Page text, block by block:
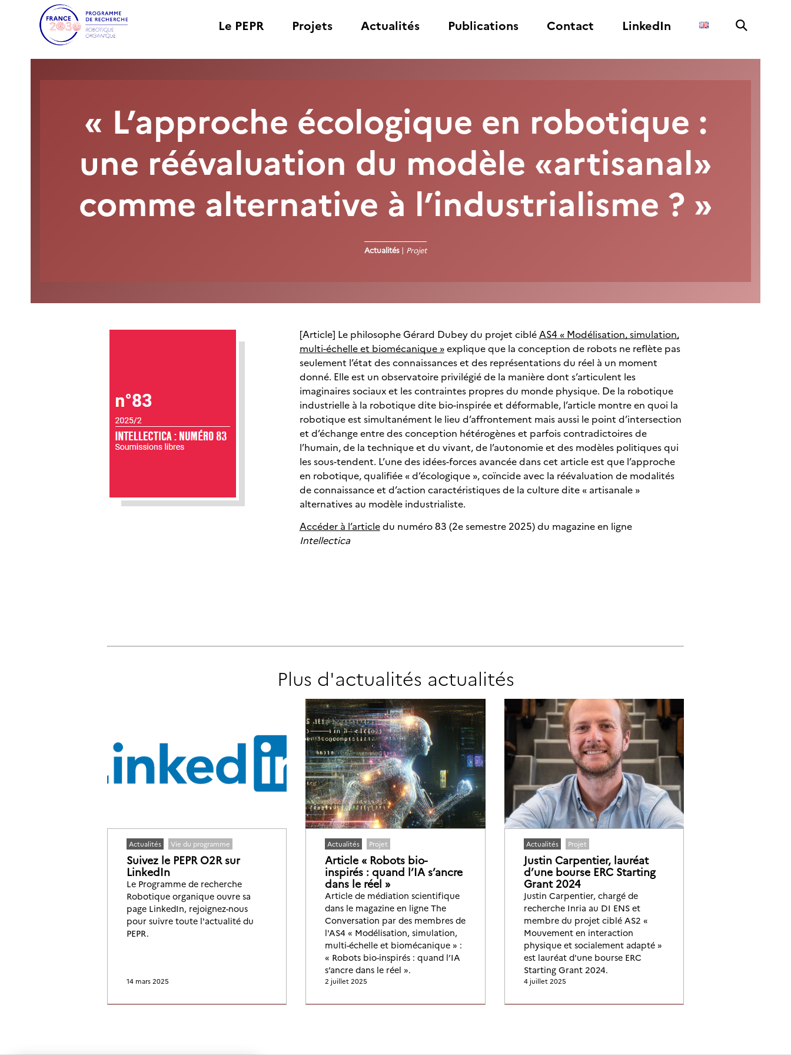
Le PEPR Projets Actualités Publications Contact LinkedIn
« L’approche écologique en robotique :
une réévaluation du modèle «artisanal»
comme alternative à l’industrialisme ? »
Actualités | Projet
[Article] Le philosophe Gérard Dubey du projet ciblé AS4 « Modélisation, simulation,
multi-échelle et biomécanique »explique que la conception de robots ne reflète pas
seulement l’état des connaissances et des représentations du réel à un moment
donné. Elle est un observatoire privilégié de la manière dont s’articulent les
imaginaires sociaux et les contraintes propres du monde physique. De la robotique
industrielle à la robotique dite bio-inspirée et déformable, l’article montre en quoi la
robotique est simultanément le lieu d’affrontement mais aussi le point d’intersection
et d’échange entre des conception hétérogènes et parfois contradictoires de
l’humain, de la technique et du vivant, de l’autonomie et des modèles politiques qui
les sous-tendent. L’une des idées-forces avancée dans cet article est que l’approche
en robotique, qualifiée « d’écologique », coïncide avec la réévaluation de modalités
de connaissance et d’action caractéristiques de la culture dite « artisanale »
alternatives au modèle industrialiste.
Accéder à l’articledu numéro 83 (2e semestre 2025) du magazine en ligne
Intellectica
Plus d'actualités actualités
Actualités Vie du programme
Suivez le PEPR O2R sur
LinkedIn
Le Programme de recherche
Robotique organique ouvre sa
page LinkedIn, rejoignez-nous
pour suivre toute l'actualité du
PEPR.
14 mars 2025
Actualités Projet
Article « Robots bio-
inspirés : quand l’IA s’ancre
dans le réel »
Article de médiation scientifique
dans le magazine en ligne The
Conversation par des membres de
l'AS4 « Modélisation, simulation,
multi-échelle et biomécanique » :
« Robots bio-inspirés : quand l’IA
s’ancre dans le réel ».
2 juillet 2025
Actualités Projet
Justin Carpentier, lauréat
d’une bourse ERC Starting
Grant 2024
Justin Carpentier, chargé de
recherche Inria au DI ENS et
membre du projet ciblé AS2 «
Mouvement en interaction
physique et socialement adapté »
est lauréat d'une bourse ERC
Starting Grant 2024.
4 juillet 2025